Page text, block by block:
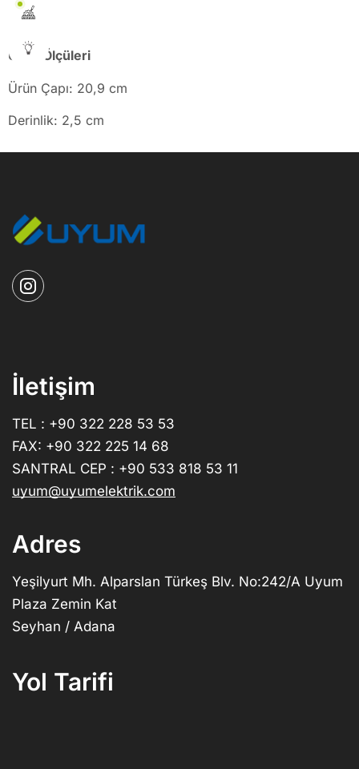
220 V
Ürün Ölçüleri
Ürün Çapı: 20,9 cm
Derinlik: 2,5 cm
İletişim
TEL : +90 322 228 53 53
FAX: +90 322 225 14 68
SANTRAL CEP : +90 533 818 53 11
uyum@uyumelektrik.com
Adres
Yeşilyurt Mh. Alparslan Türkeş Blv. No:242/A Uyum
Plaza Zemin Kat
Seyhan / Adana
Yol Tarifi